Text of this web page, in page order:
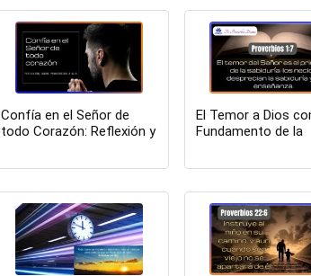
Confía en el Señor de
todo Corazón: Reflexión y
El Temor a Dios
Fundamento de la